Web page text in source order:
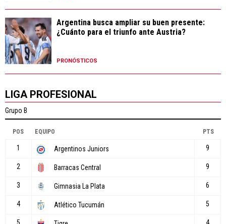
Argentina busca ampliar su buen presente:
¿Cuánto para el triunfo ante Austria?
PRONÓSTICOS
LIGA PROFESIONAL